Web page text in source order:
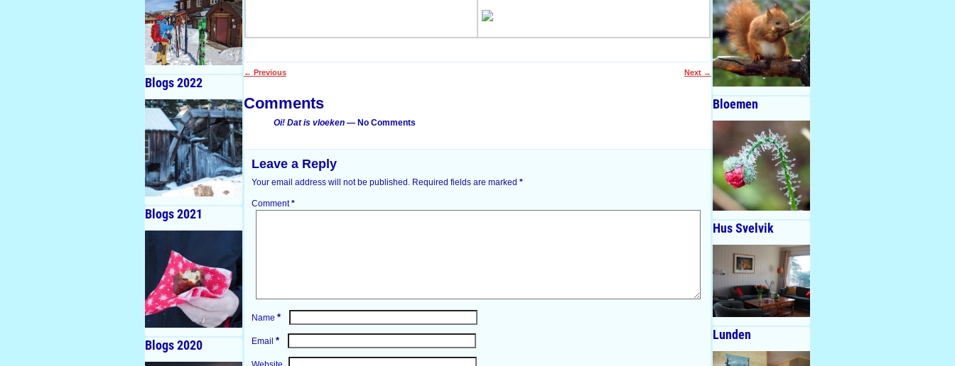
← Previous Next →
Comments
Oi! Dat is vloeken — No Comments
Leave a Reply
Your email address will not be published. Required fields are marked *
Comment*
Name *
Email *
Blogs 2022
Blogs 2021
Blogs 2020
Bloemen
Hus Svelvik
Lunden